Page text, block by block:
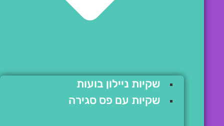
שקיות ניילון בועות
שקיות עם פס סגירה